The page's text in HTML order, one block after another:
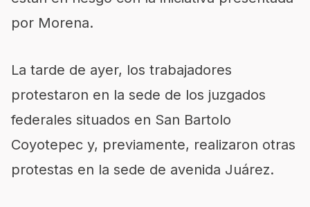
por Morena.
La tarde de ayer, los trabajadores
protestaron en la sede de los juzgados
federales situados en San Bartolo
Coyotepec y, previamente, realizaron otras
protestas en la sede de avenida Juárez.